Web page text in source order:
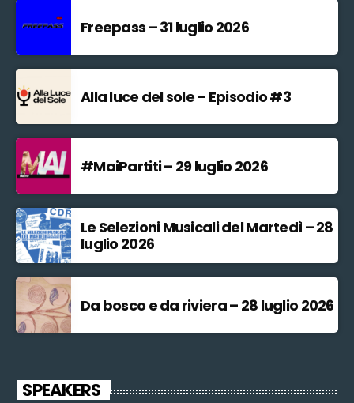
Freepass – 31 luglio 2026
Alla luce del sole – Episodio #3
#MaiPartiti – 29 luglio 2026
Le Selezioni Musicali del Martedì – 28
luglio 2026
Da bosco e da riviera – 28 luglio 2026
SPEAKERS